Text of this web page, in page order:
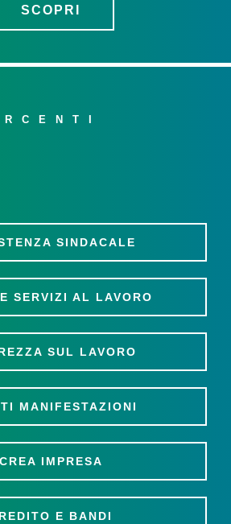
SCOPRI
SINDACALE
SERVIZI AL LAVORO
SUL LAVORO
MANIFESTAZIONI
CREA IMPRESA
E BANDI